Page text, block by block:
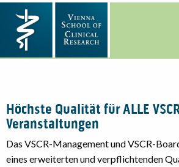
Höchste Qualität für ALLE
Veranstaltungen
Das VSCR-Management und VSCR-
eines erweiterten und verpflichtenden